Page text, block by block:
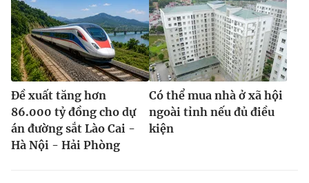
Đề xuất tăng hơn
86.000 tỷ đồng cho dự
án đường sắt Lào Cai -
Hà Nội - Hải Phòng
Có thể mua nhà ở xã hội
ngoài tỉnh nếu đủ điều
kiện